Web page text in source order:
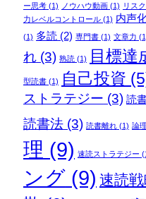
ー思考(1) ノウハウ動画(1) リス
力レベルコントロール(1) 内声
(1) 多読 (2) 専門書(1) 文章力
れ(3) 熟読(1) 目標達
型読書(1) 自己投資
ストラテジー (3) 読
読書法(3) 読書離れ(1) 論
理 (9) 速読ストラテジー
ング(9) 速読